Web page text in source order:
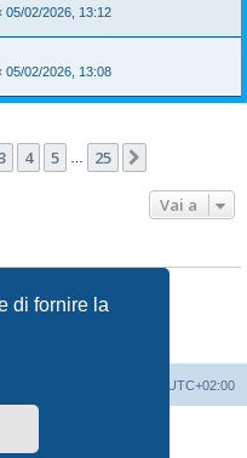
di fornire la
05/02/2026, 13:12
05/02/2026, 13:08
25
4 5 25
Vai a
UTC+02:00
© phpBB Limited
phpBB-Italia.it